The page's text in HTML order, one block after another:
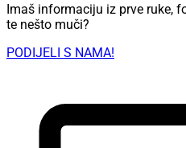
Imaš informaciju iz prve ruke,
te nešto muči?
PODIJELI S NAMA!